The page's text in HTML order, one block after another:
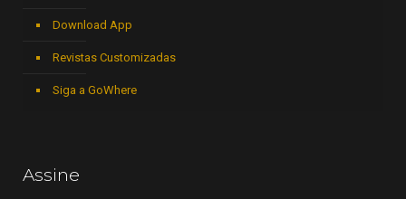
Download App
Revistas Customizadas
Siga a GoWhere
Assine